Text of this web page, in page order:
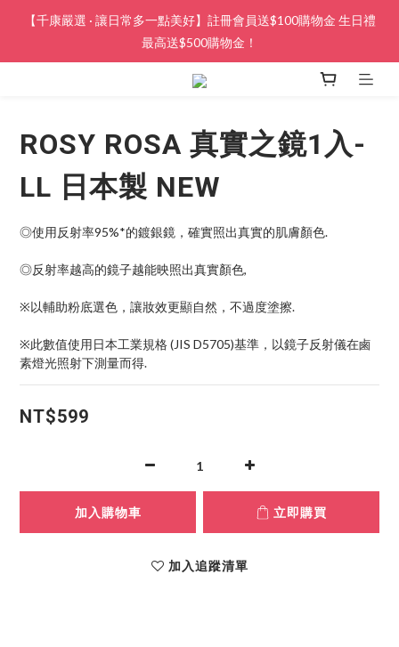
【千康嚴選 · 讓日常多一點美好】註冊會員送$100購物金 生日禮
最高送$500購物金！
ROSY ROSA 真實之鏡1入-
LL 日本製 NEW
◎使用反射率95%*的鍍銀鏡，確實照出真實的肌膚顏色.
◎反射率越高的鏡子越能映照出真實顏色,
※以輔助粉底選色，讓妝效更顯自然，不過度塗擦.
※此數值使用日本工業規格 (JIS D5705)基準，以鏡子反射儀在鹵
素燈光照射下測量而得.
NT$599
加入購物車 立即購買
加入追蹤清單